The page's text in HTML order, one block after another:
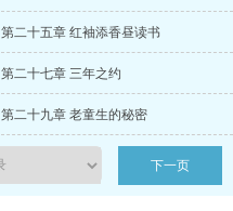
第二十五章 红袖添香昼读书
第二十七章 三年之约
第二十九章 老童生的秘密
下一页